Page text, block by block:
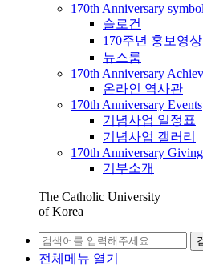
170th Anniversary symbol
슬로건
170주년 홍보영상
뉴스룸
170th Anniversary
온라인 역사관
170th Anniversary Events
기념사업 일정표
기념사업 갤러리
170th Anniversary
기부소개
The Catholic University
of Korea
전체메뉴 열기